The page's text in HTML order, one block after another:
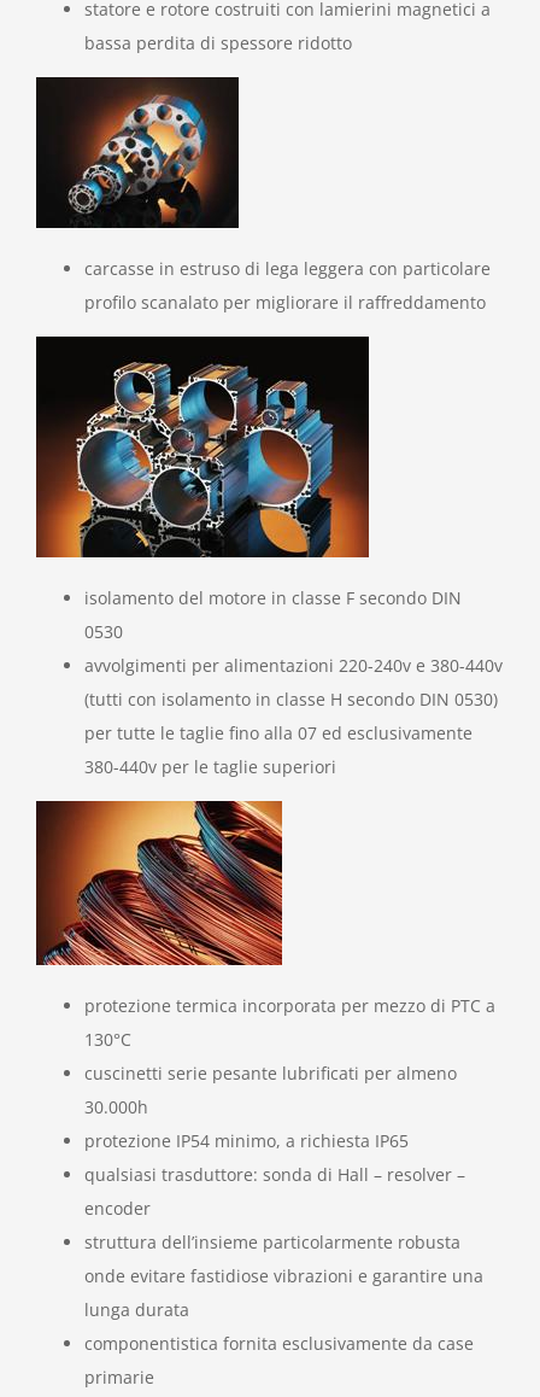
statore e rotore costruiti con lamierini magnetici a
bassa perdita di spessore ridotto
carcasse in estruso di lega leggera con particolare
profilo scanalato per migliorare il raffreddamento
isolamento del motore in classe F secondo DIN
0530
avvolgimenti per alimentazioni 220-240v e 380-440v
(tutti con isolamento in classe H secondo DIN 0530)
per tutte le taglie fino alla 07 ed esclusivamente
380-440v per le taglie superiori
protezione termica incorporata per mezzo di PTC a
130°C
cuscinetti serie pesante lubrificati per almeno
30.000h
protezione IP54 minimo, a richiesta IP65
qualsiasi trasduttore: sonda di Hall – resolver –
encoder
struttura dell’insieme particolarmente robusta
onde evitare fastidiose vibrazioni e garantire una
lunga durata
componentistica fornita esclusivamente da case
primarie